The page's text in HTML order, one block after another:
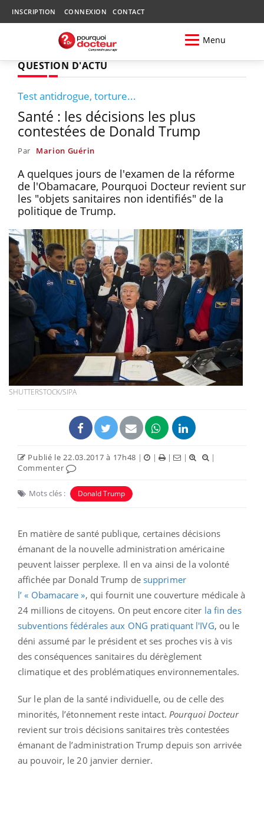
INSCRIPTION CONNEXION CONTACT
Menu
QUESTION D'ACTU
Test antidrogue, torture...
Santé : les décisions les plus
contestées de Donald Trump
Par Marion Guérin
A quelques jours de l'examen de la réforme
de l'Obamacare, Pourquoi Docteur revient sur
les "objets sanitaires non identifiés" de la
politique de Trump.
SHUTTERSTOCK/SIPA
Publié le 22.03.2017 à 17h48 | | | |
|
Commenter
Mots clés : Donald Trump
En matière de santé publique, certaines décisions
émanant de la nouvelle administration américaine
peuvent laisser perplexe. Il en va ainsi de la volonté
affichée par Donald Trump de supprimer
l’ « Obamacare », qui fournit une couverture médicale à
24 millions de citoyens. On peut encore citer la fin des
subventions fédérales aux ONG pratiquant l'IVG, ou le
déni assumé par le président et ses proches vis à vis
des conséquences sanitaires du dérèglement
climatique et des problématiques environnementales.
Sur le plan de la santé individuelle, ou de celle des
minorités, l’étonnement reste intact. Pourquoi Docteur
revient sur trois décisions sanitaires très contestées
émanant de l’administration Trump depuis son arrivée
au pouvoir, le 20 janvier dernier.